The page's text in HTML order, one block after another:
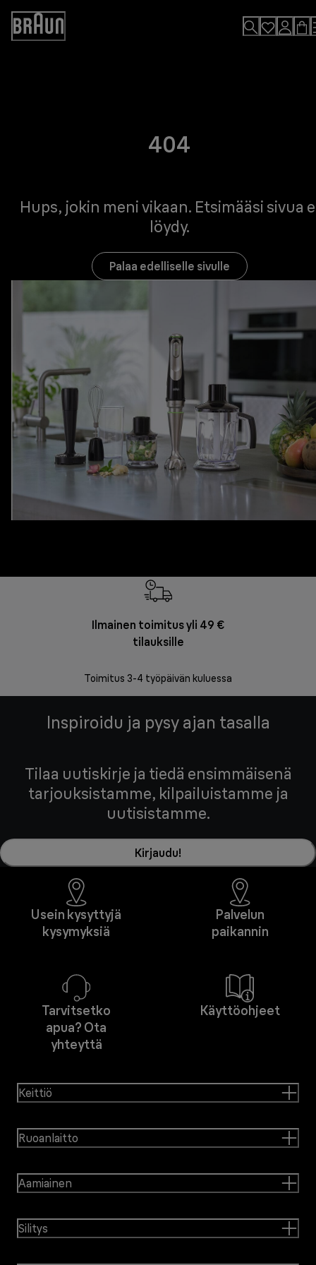
Skip
Content
Accessibility
404
Hups, jokin meni vikaan. Etsimääsi sivua
löydy.
Palaa edelliselle sivulle
Ilmainen toimitus yli 49 €
tilauksille
Toimitus 3-4 työpäivän kuluessa
Inspiroidu ja pysy ajan tasalla
Tilaa uutiskirje ja tiedä ensimmäisenä
tarjouksistamme, kilpailuistamme ja
uutisistamme.
Kirjaudu!
Usein kysyttyjä
kysymyksiä
Palvelun
paikannin
Tarvitsetko
apua? Ota
yhteyttä
Käyttöohjeet
Keittiö
Ruoanlaitto
Aamiainen
Silitys